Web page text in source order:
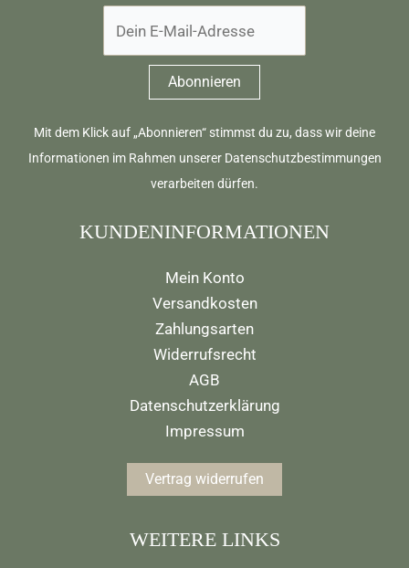
Mit dem Klick auf „Abonnieren“ stimmst du zu, dass wir deine
Informationen im Rahmen unserer Datenschutzbestimmungen
verarbeiten dürfen.
KUNDENINFORMATIONEN
Mein Konto
Versandkosten
Zahlungsarten
Widerrufsrecht
AGB
Datenschutzerklärung
Impressum
Vertrag widerrufen
WEITERE LINKS